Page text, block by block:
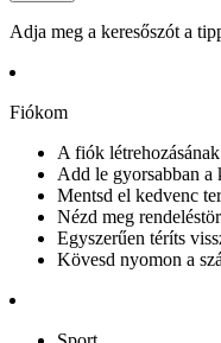
Adja meg a keresőszót a
Fiókom
A fiók
Add le gyorsabban a
Mentsd el kedvenc
Nézd meg
Egyszerűen téríts
Kövesd nyomon a